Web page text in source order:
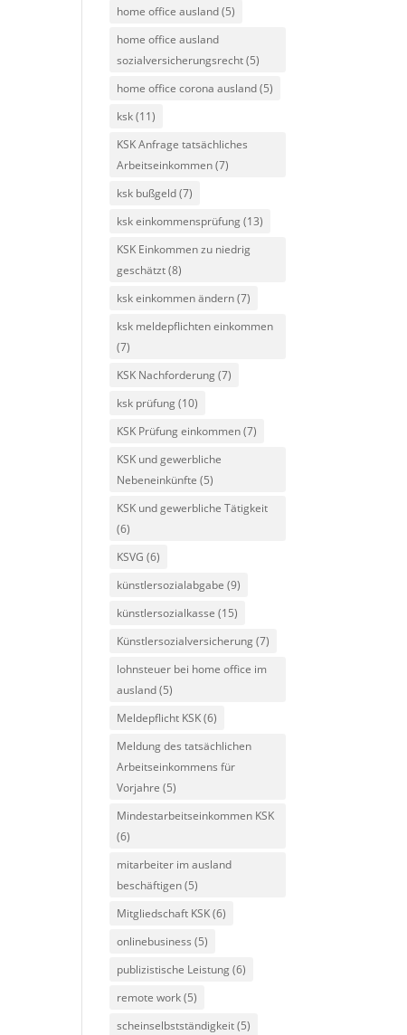
home office ausland(5)
home office ausland
sozialversicherungsrecht(5)
home office corona ausland(5)
ksk(11)
KSK Anfrage tatsächliches
Arbeitseinkommen(7)
ksk bußgeld(7)
ksk einkommensprüfung(13)
KSK Einkommen zu niedrig
geschätzt(8)
ksk einkommen ändern(7)
ksk meldepflichten einkommen
(7)
KSK Nachforderung(7)
ksk prüfung(10)
KSK Prüfung einkommen(7)
KSK und gewerbliche
Nebeneinkünfte (5)
KSK und gewerbliche Tätigkeit
(6)
KSVG (6)
künstlersozialabgabe (9)
künstlersozialkasse (15)
Künstlersozialversicherung(7)
lohnsteuer bei home office im
ausland(5)
Meldepflicht KSK(6)
Meldung des tatsächlichen
Arbeitseinkommens für
Vorjahre (5)
Mindestarbeitseinkommen KSK
(6)
mitarbeiter im ausland
beschäftigen(5)
Mitgliedschaft KSK(6)
onlinebusiness (5)
publizistische Leistung(6)
remote work(5)
scheinselbstständigkeit(5)